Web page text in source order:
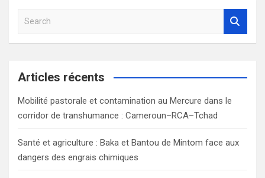
a
c
Articles récents
Mobilité pastorale et contamination au Mercure dans le
corridor de transhumance : Cameroun–RCA–Tchad
Santé et agriculture : Baka et Bantou de Mintom face aux
dangers des engrais chimiques